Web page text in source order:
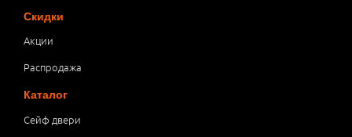
Скидки
Акции
Распродажа
Каталог
Сейф двери